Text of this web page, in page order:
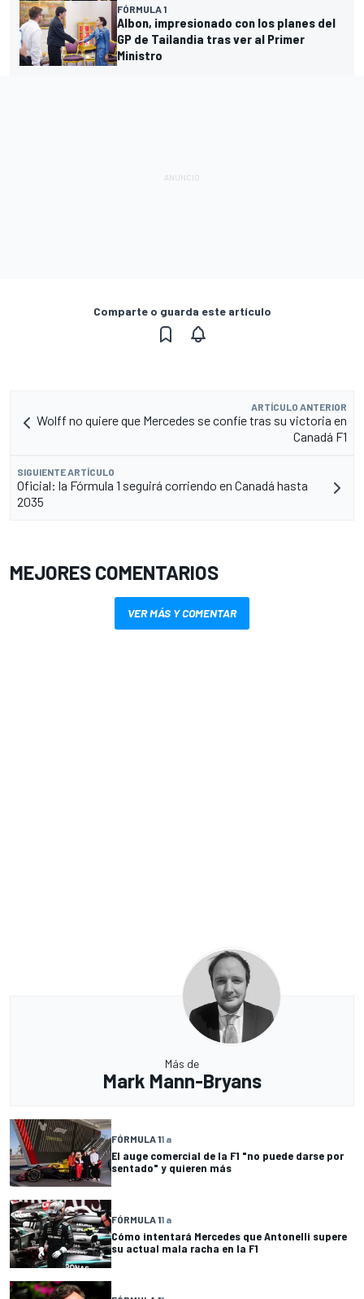
FÓRMULA 1
Albon, impresionado con los planes del
GP de Tailandia tras ver al Primer
Ministro
Comparte o guarda este artículo
ARTÍCULO ANTERIOR
Wolff no quiere que Mercedes se confíe tras su victoria en
Canadá F1
SIGUIENTE ARTÍCULO
Oficial: la Fórmula 1 seguirá corriendo en Canadá hasta
2035
MEJORES COMENTARIOS
VER MÁS Y COMENTAR
Más de
Mark Mann-Bryans
FÓRMULA 11 a
El auge comercial de la F1 "no puede darse por
sentado" y quieren más
FÓRMULA 11 a
Cómo intentará Mercedes que Antonelli supere
su actual mala racha en la F1